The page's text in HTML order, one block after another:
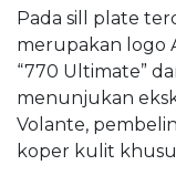
Pada sill plate
merupakan logo
“770 Ultimate”
menunjukan
Volante,
koper kulit